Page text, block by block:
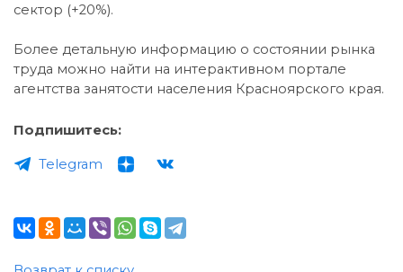
сектор (+20%).
Более детальную информацию о состоянии рынка
труда можно найти на интерактивном портале
агентства занятости населения Красноярского края.
Подпишитесь:
Telegram